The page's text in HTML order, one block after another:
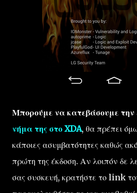
Μπορούμε να κατεβάσουμε
νήμα της στο XDA, θα πρέπει
κάποιες ασυμβατότητες καθώς
πρώτη της έκδοση. Αν λοιπόν δε
σας συσκευή, κρατήστε το link